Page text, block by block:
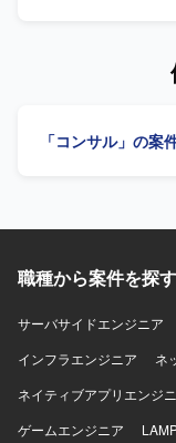
変更内容を整理し
に参加し、業務内
直接会話しながら
MMモジュールに
や課題の背景を理
す。 【ポジションの魅力】 大手産業機械メーカー向けの
SAP S/4HANA新規
オーバー前後の重
MM領域における
「コンサル」の案
職種から案件を探す
サーバサイドエンジニア
インフラエンジニア
ネ
ネイティブアプリエンジ
ゲームエンジニア